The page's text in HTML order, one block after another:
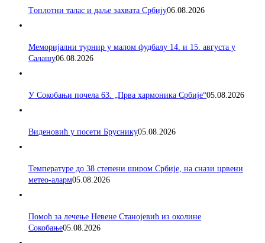
Tоплотни талас и даље захвата Србију06.08.2026
Меморијални турнир у малом фудбалу 14. и 15. августа у
Салашу06.08.2026
У Сокобањи почела 63. „Прва хармоника Србије“05.08.2026
Виденовић у посети Бруснику05.08.2026
Температуре до 38 степени широм Србије, на снази црвени
метео-аларм05.08.2026
Помоћ за лечење Невене Станојевић из околине
Сокобање05.08.2026